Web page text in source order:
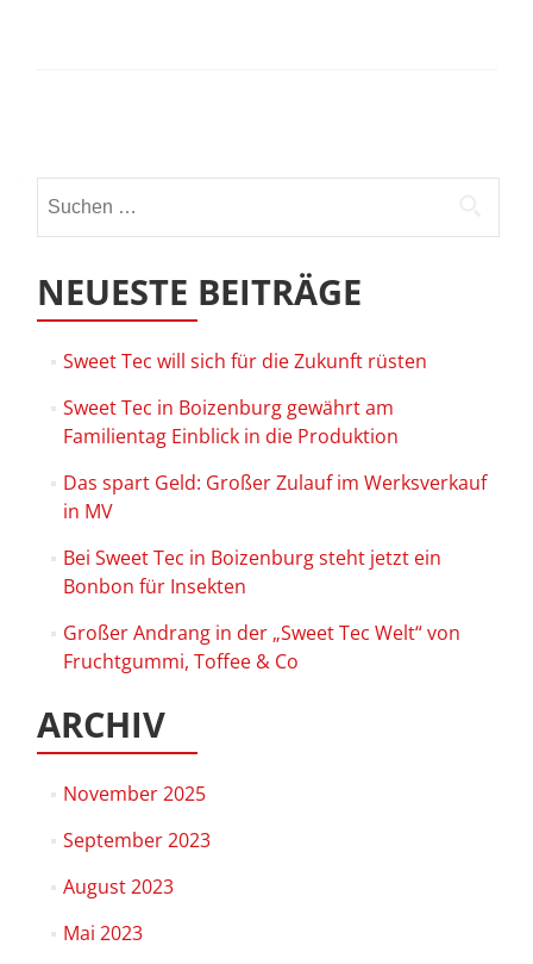
Navigation
nach:
NEUESTE BEITRÄGE
Sweet Tec will sich für die Zukunft rüsten
Sweet Tec in Boizenburg gewährt am
Familientag Einblick in die Produktion
Das spart Geld: Großer Zulauf im Werksverkauf
in MV
Bei Sweet Tec in Boizenburg steht jetzt ein
Bonbon für Insekten
Großer Andrang in der „Sweet Tec Welt“ von
Fruchtgummi, Toffee & Co
ARCHIV
November 2025
September 2023
August 2023
Mai 2023